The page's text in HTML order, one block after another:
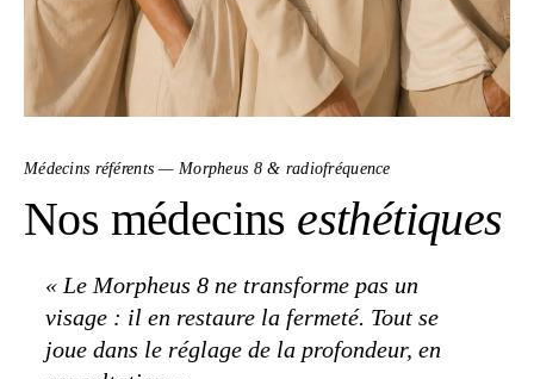
Médecins référents — Morpheus 8 & radiofréquence
Nos médecins esthétiques
« Le Morpheus 8 ne transforme pas un
visage : il en restaure la fermeté. Tout se
joue dans le réglage de la profondeur, en